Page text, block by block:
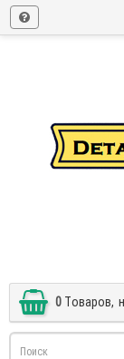
0 Tоваров,